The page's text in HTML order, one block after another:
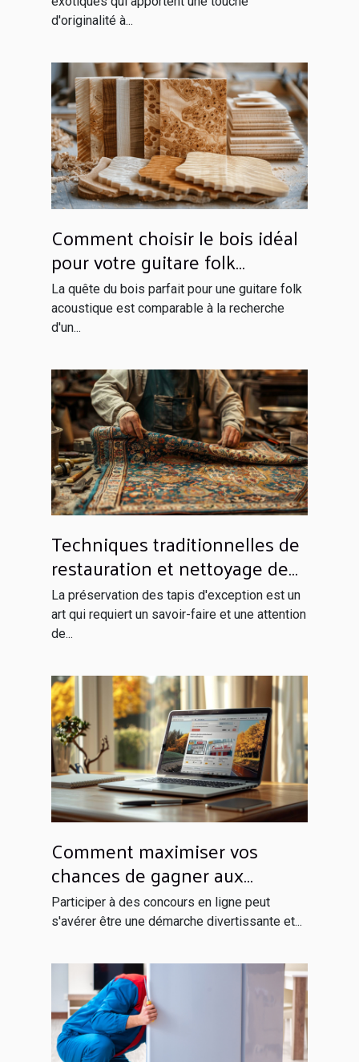
d'originalité à...
Comment choisir le bois idéal
pour votre guitare folk
acoustique
La quête du bois parfait pour une guitare folk
acoustique est comparable à la recherche
d'un...
Techniques traditionnelles de
restauration et nettoyage de
tapis d'exception
La préservation des tapis d'exception est un
art qui requiert un savoir-faire et une attention
de...
Comment maximiser vos
chances de gagner aux
concours en ligne
Participer à des concours en ligne peut
s'avérer être une démarche divertissante et...